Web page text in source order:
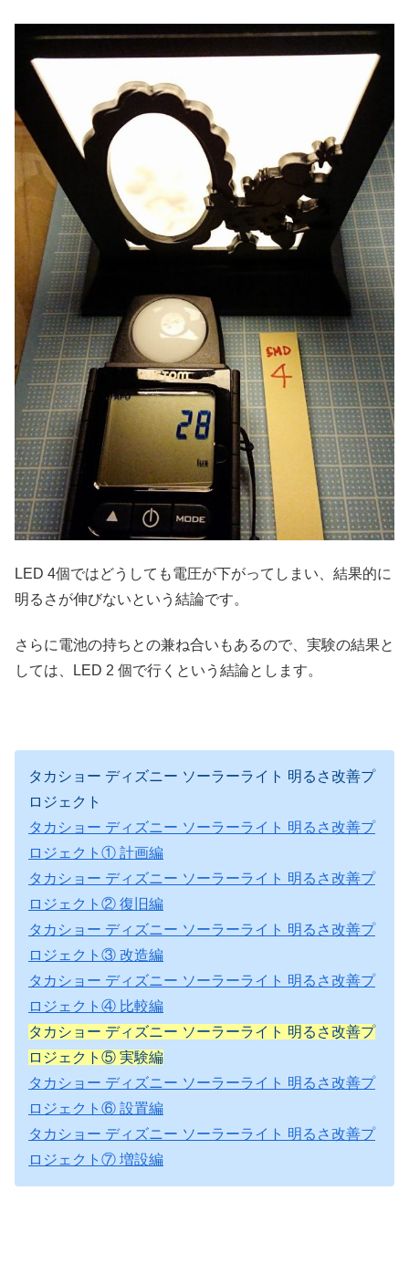
LED 4個ではどうしても電圧が下がってしまい、結果的に
明るさが伸びないという結論です。
さらに電池の持ちとの兼ね合いもあるので、実験の結果と
しては、LED 2 個で行くという結論とします。
タカショー ディズニー ソーラーライト 明るさ改善プ
ロジェクト
タカショー ディズニー ソーラーライト 明るさ改善プ
ロジェクト① 計画編
タカショー ディズニー ソーラーライト 明るさ改善プ
ロジェクト② 復旧編
タカショー ディズニー ソーラーライト 明るさ改善プ
ロジェクト③ 改造編
タカショー ディズニー ソーラーライト 明るさ改善プ
ロジェクト④ 比較編
タカショー ディズニー ソーラーライト 明るさ改善プ
ロジェクト⑤ 実験編
タカショー ディズニー ソーラーライト 明るさ改善プ
ロジェクト⑥ 設置編
タカショー ディズニー ソーラーライト 明るさ改善プ
ロジェクト⑦ 増設編